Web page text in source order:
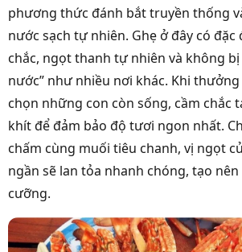
phương thức đánh bắt truyền thống
nước sạch tự nhiên. Ghẹ ở đây có
chắc, ngọt thanh tự nhiên và không bị
nước” như nhiều nơi khác. Khi
chọn những con còn sống, cầm chắc
khít để đảm bảo độ tươi ngon nhất.
chấm cùng muối tiêu chanh, vị ngọt
ngần sẽ lan tỏa nhanh chóng, tạo
cưỡng.